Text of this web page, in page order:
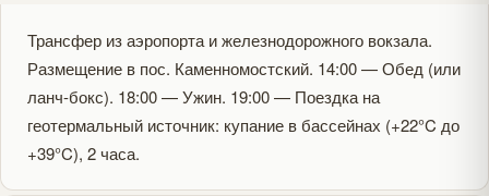
Трансфер из аэропорта и железнодорожного вокзала.
Размещение в пос. Каменномостский. 14:00 — Обед (или
ланч-бокс). 18:00 — Ужин. 19:00 — Поездка на
геотермальный источник: купание в бассейнах (+22°C до
+39°C), 2 часа.